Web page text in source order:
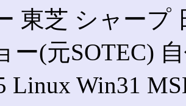
東芝 シャープ
ー(元SOTEC)
Linux Win31